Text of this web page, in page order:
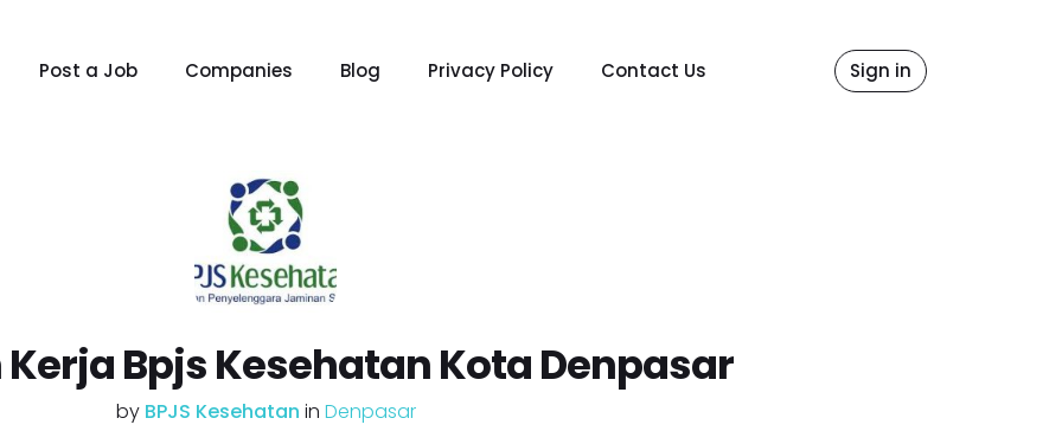
Post a Job Companies Blog Privacy Policy Contact Us Sign in
Bpjs Kesehatan Kota Denpasar
by BPJS Kesehatan in Denpasar